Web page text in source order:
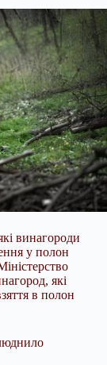
винагороди
у полон
які
в полон